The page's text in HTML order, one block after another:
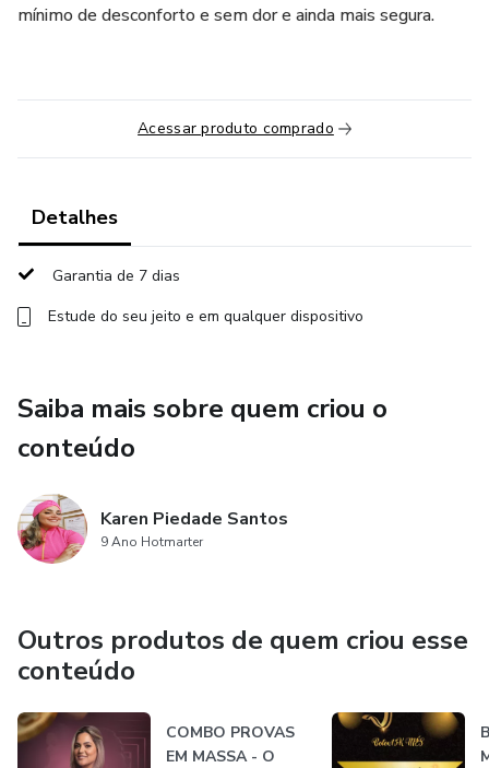
mínimo de desconforto e sem dor e ainda mais segura.
Acessar produto comprado
Detalhes
Garantia de 7 dias
Estude do seu jeito e em qualquer dispositivo
Saiba mais sobre quem criou o
conteúdo
Karen Piedade Santos
9 Ano Hotmarter
Outros produtos de quem criou esse
conteúdo
COMBO PROVAS
EM MASSA - O